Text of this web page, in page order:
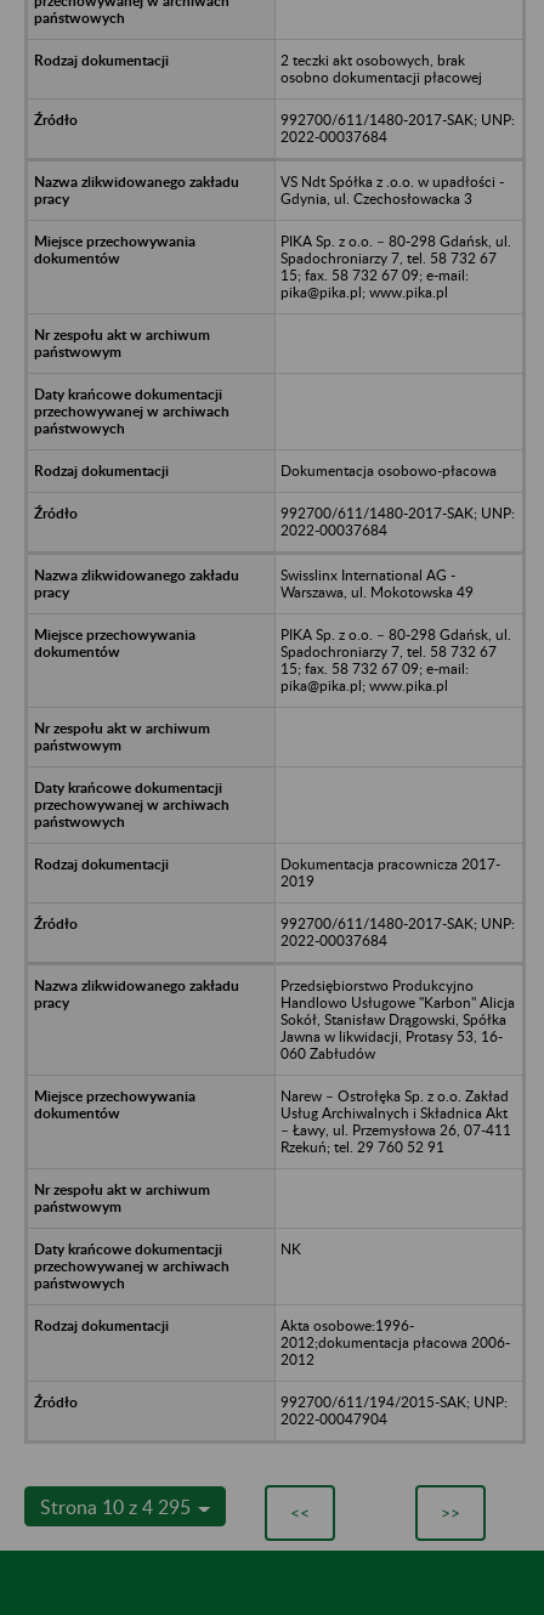
2 teczki akt osobowych, brak
osobno dokumentacji płacowej
992700/611/1480-2017-SAK; UNP:
2022-00037684
VS Ndt Spółka z .o.o. w upadłości -
Gdynia, ul. Czechosłowacka 3
PIKA Sp. z o.o. – 80-298 Gdańsk, ul.
Spadochroniarzy 7, tel. 58 732 67
15; fax. 58 732 67 09; e-mail:
pika@pika.pl; www.pika.pl
Dokumentacja osobowo-płacowa
992700/611/1480-2017-SAK; UNP:
2022-00037684
Swisslinx International AG -
Warszawa, ul. Mokotowska 49
PIKA Sp. z o.o. – 80-298 Gdańsk, ul.
Spadochroniarzy 7, tel. 58 732 67
15; fax. 58 732 67 09; e-mail:
pika@pika.pl; www.pika.pl
Dokumentacja pracownicza 2017-
2019
992700/611/1480-2017-SAK; UNP:
2022-00037684
Przedsiębiorstwo Produkcyjno
Handlowo Usługowe "Karbon" Alicja
Sokół, Stanisław Drągowski, Spółka
Jawna w likwidacji, Protasy 53, 16-
060 Zabłudów
Narew – Ostrołęka Sp. z o.o. Zakład
Usług Archiwalnych i Składnica Akt
– Ławy, ul. Przemysłowa 26, 07-411
Rzekuń; tel. 29 760 52 91
NK
Akta osobowe:1996-
2012;dokumentacja płacowa 2006-
2012
992700/611/194/2015-SAK; UNP:
2022-00047904
Strona 10 z 4 295 << >>